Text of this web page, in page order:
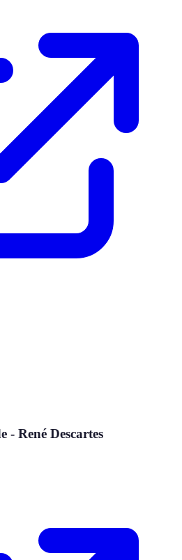
- René Descartes